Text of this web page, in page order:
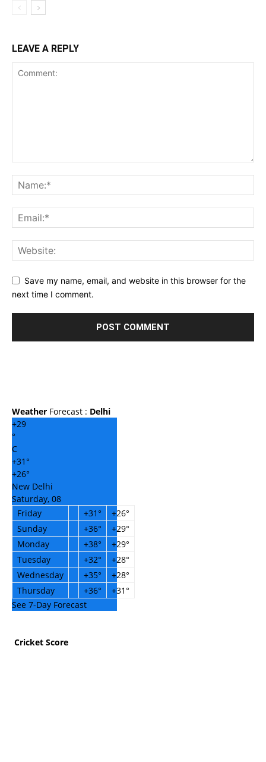
LEAVE A REPLY
Save my name, email, and website in this browser for the
next time I comment.
Weather Forecast : Delhi
+29
°
C
+31°
+26°
New Delhi
Saturday, 08
Friday
+31° +26°
Sunday
+36° +29°
Monday
+38° +29°
Tuesday
+32° +28°
Wednesday
+35° +28°
Thursday
+36° +31°
See 7-Day Forecast
Cricket Score